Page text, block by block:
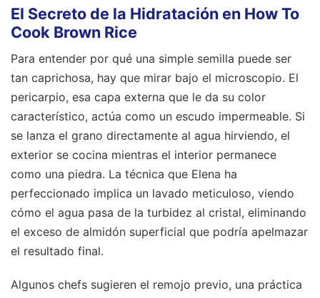
El Secreto de la Hidratación en How To
Cook Brown Rice
Para entender por qué una simple semilla puede ser
tan caprichosa, hay que mirar bajo el microscopio. El
pericarpio, esa capa externa que le da su color
característico, actúa como un escudo impermeable. Si
se lanza el grano directamente al agua hirviendo, el
exterior se cocina mientras el interior permanece
como una piedra. La técnica que Elena ha
perfeccionado implica un lavado meticuloso, viendo
cómo el agua pasa de la turbidez al cristal, eliminando
el exceso de almidón superficial que podría apelmazar
el resultado final.
Algunos chefs sugieren el remojo previo, una práctica